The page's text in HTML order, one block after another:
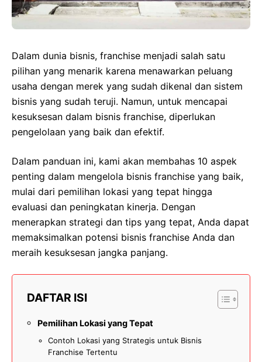
Dalam dunia bisnis, franchise menjadi salah satu
pilihan yang menarik karena menawarkan peluang
usaha dengan merek yang sudah dikenal dan sistem
bisnis yang sudah teruji. Namun, untuk mencapai
kesuksesan dalam bisnis franchise, diperlukan
pengelolaan yang baik dan efektif.
Dalam panduan ini, kami akan membahas 10 aspek
penting dalam mengelola bisnis franchise yang baik,
mulai dari pemilihan lokasi yang tepat hingga
evaluasi dan peningkatan kinerja. Dengan
menerapkan strategi dan tips yang tepat, Anda dapat
memaksimalkan potensi bisnis franchise Anda dan
meraih kesuksesan jangka panjang.
DAFTAR ISI
Pemilihan Lokasi yang Tepat
Contoh Lokasi yang Strategis untuk Bisnis
Franchise Tertentu